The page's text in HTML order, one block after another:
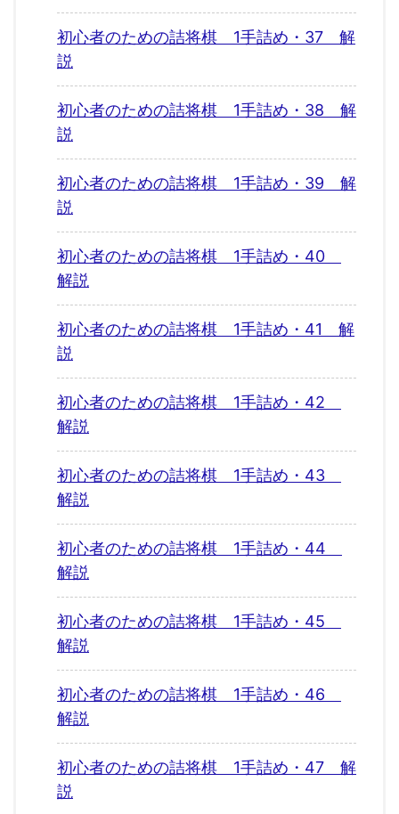
初心者のための詰将棋 1手詰め・37 解
説
初心者のための詰将棋 1手詰め・38 解
説
初心者のための詰将棋 1手詰め・39 解
説
初心者のための詰将棋 1手詰め・40
解説
初心者のための詰将棋 1手詰め・41 解
説
初心者のための詰将棋 1手詰め・42
解説
初心者のための詰将棋 1手詰め・43
解説
初心者のための詰将棋 1手詰め・44
解説
初心者のための詰将棋 1手詰め・45
解説
初心者のための詰将棋 1手詰め・46
解説
初心者のための詰将棋 1手詰め・47 解
説